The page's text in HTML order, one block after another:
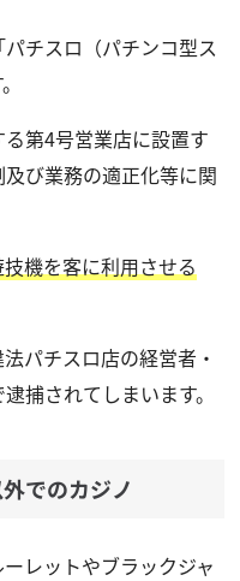
チスロ（パチンコ型ス
第4号営業店に設置す
び業務の適正化等に関
機を客に利用させる
パチスロ店の経営者・
捕されてしまいます。
でのカジノ
レットやブラックジャ